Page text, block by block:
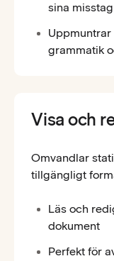
sina misstag
grammatik
Visa och
Omvandlar
tillgängligt
Läs och
dokument
Perfekt för